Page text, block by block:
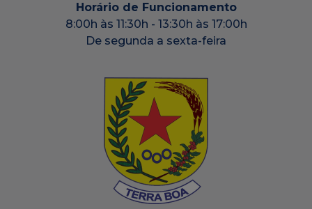
Horário de Funcionamento
8:00h às 11:30h - 13:30h às 17:00h
De segunda a sexta-feira